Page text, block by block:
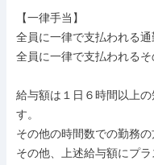
【一律手当】
全員に一律で支払われる
全員に一律で支払われる
給与額は１日６時間以上
す。
その他の時間数での勤務
その他、上述給与額にプ